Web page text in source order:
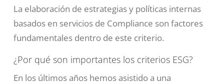
La elaboración de estrategias y políticas internas
basados en servicios de Compliance son factores
fundamentales dentro de este criterio.
¿Por qué son importantes los criterios ESG?
En los últimos años hemos asistido a una